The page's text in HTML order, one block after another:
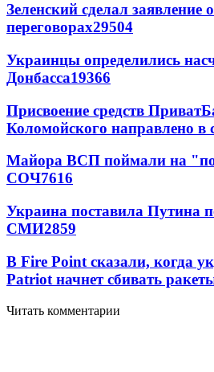
Зеленский сделал заявление
переговорах29504
Украинцы определились
Донбасса19366
Присвоение средств
Коломойского направлено в
Майора ВСП поймали на
СОЧ7616
Украина поставила Путина
СМИ2859
В Fire Point сказали, когда
Patriot начнет сбивать
Читать комментарии